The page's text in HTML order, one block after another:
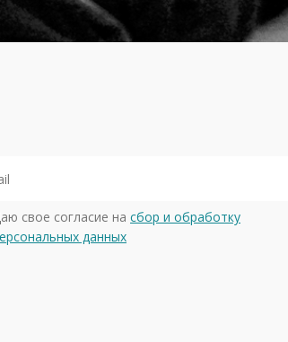
свое согласие на сбор и обработку
данных